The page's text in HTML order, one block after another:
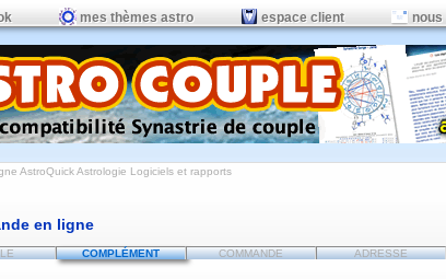
mes thèmes astro espace client nous
AstroQuick Astrologie Logiciels et rapports
en ligne
COMPLÉMENT COMMANDE ADRESSE